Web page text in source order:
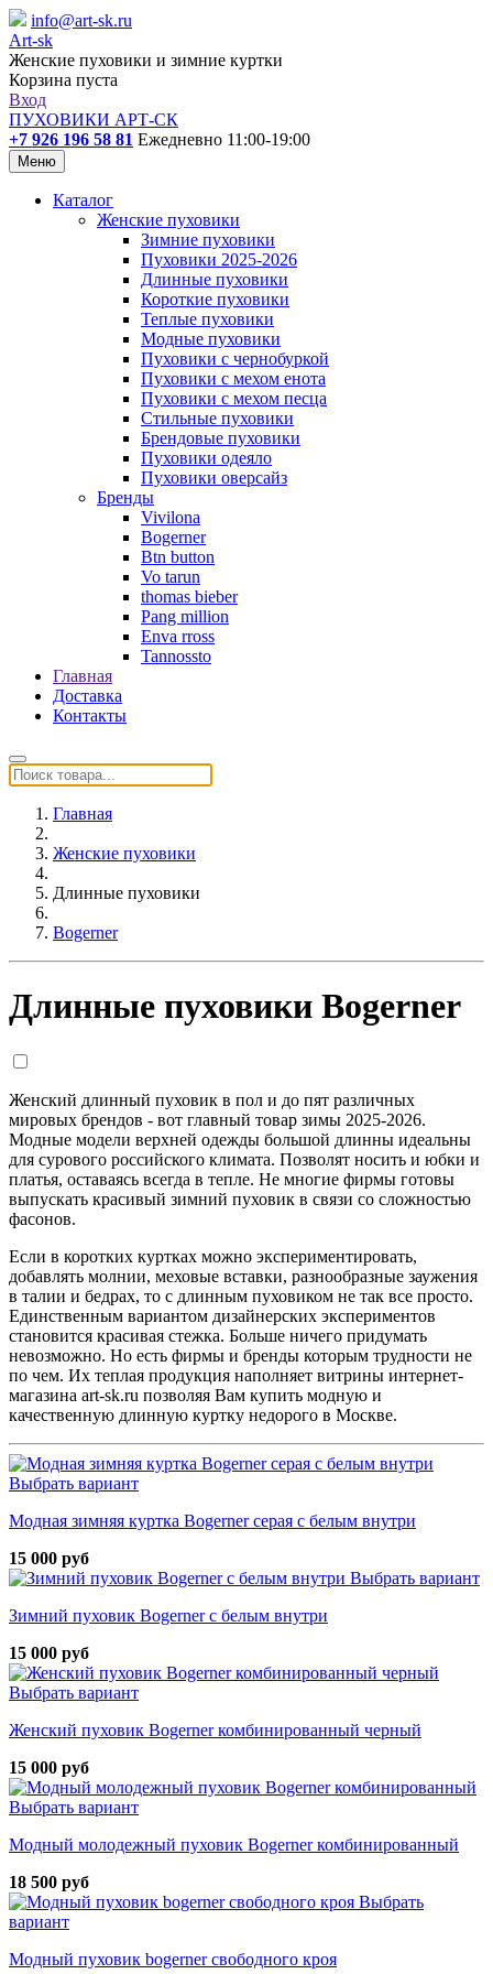
info@art-sk.ru
Art-sk
Женские пуховики и зимние куртки
Корзина пуста
Вход
ПУХОВИКИ АРТ-СК
+7 926 196 58 81 Ежедневно 11:00-19:00
Меню
Каталог
Женские пуховики
Зимние пуховики
Пуховики 2025-2026
Длинные пуховики
Короткие пуховики
Теплые пуховики
Модные пуховики
Пуховики с чернобуркой
Пуховики с мехом енота
Пуховики с мехом песца
Стильные пуховики
Брендовые пуховики
Пуховики одеяло
Пуховики оверсайз
Бренды
Vivilona
Bogerner
Btn button
Vo tarun
thomas bieber
Pang million
Enva rross
Tannossto
Главная
Доставка
Контакты
Главная
Женские пуховики
Длинные пуховики
Bogerner
Длинные пуховики Bogerner
Женский длинный пуховик в пол и до пят различных
мировых брендов - вот главный товар зимы 2025-2026.
Модные модели верхней одежды большой длинны идеальны
для сурового российского климата. Позволят носить и юбки и
платья, оставаясь всегда в тепле. Не многие фирмы готовы
выпускать красивый зимний пуховик в связи со сложностью
фасонов.
Если в коротких куртках можно экспериментировать,
добавлять молнии, меховые вставки, разнообразные заужения
в талии и бедрах, то с длинным пуховиком не так все просто.
Единственным вариантом дизайнерских экспериментов
становится красивая стежка. Больше ничего придумать
невозможно. Но есть фирмы и бренды которым трудности не
по чем. Их теплая продукция наполняет витрины интернет-
магазина art-sk.ru позволяя Вам купить модную и
качественную длинную куртку недорого в Москве.
Выбрать вариант
Модная зимняя куртка Bogerner серая с белым внутри
15 000 руб
Выбрать вариант
Зимний пуховик Bogerner с белым внутри
15 000 руб
Выбрать вариант
Женский пуховик Bogerner комбинированный черный
15 000 руб
Выбрать вариант
Модный молодежный пуховик Bogerner комбинированный
18 500 руб
Выбрать
вариант
Модный пуховик bogerner свободного кроя